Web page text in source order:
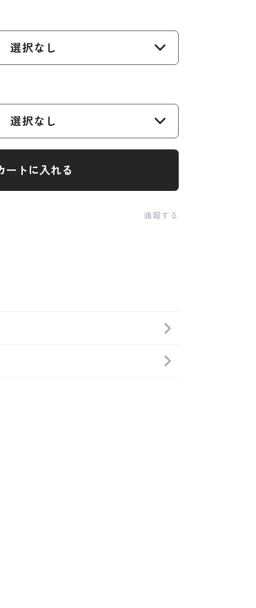
選択なし
選択なし
ートに入れる
通報する